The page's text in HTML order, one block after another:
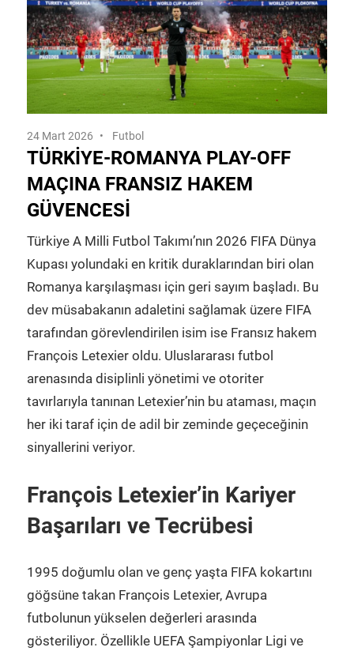
24 Mart 2026 Futbol
TÜRKIYE-ROMANYA PLAY-OFF
MAÇINA FRANSIZ HAKEM
GÜVENCESI
Türkiye A Milli Futbol Takımı’nın 2026 FIFA Dünya
Kupası yolundaki en kritik duraklarından biri olan
Romanya karşılaşması için geri sayım başladı. Bu
dev müsabakanın adaletini sağlamak üzere FIFA
tarafından görevlendirilen isim ise Fransız hakem
François Letexier oldu. Uluslararası futbol
arenasında disiplinli yönetimi ve otoriter
tavırlarıyla tanınan Letexier’nin bu ataması, maçın
her iki taraf için de adil bir zeminde geçeceğinin
sinyallerini veriyor.
François Letexier’in Kariyer
Başarıları ve Tecrübesi
1995 doğumlu olan ve genç yaşta FIFA kokartını
göğsüne takan François Letexier, Avrupa
futbolunun yükselen değerleri arasında
gösteriliyor. Özellikle UEFA Şampiyonlar Ligi ve